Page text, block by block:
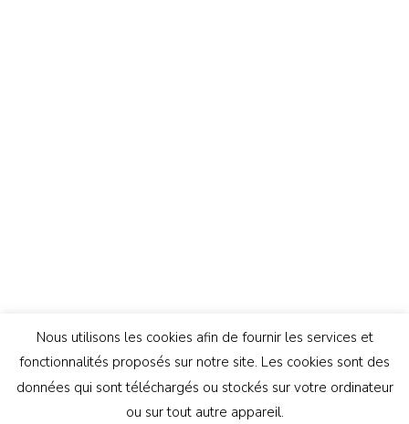
Nous utilisons les cookies afin de fournir les services et
fonctionnalités proposés sur notre site. Les cookies sont des
données qui sont téléchargés ou stockés sur votre ordinateur
ou sur tout autre appareil.